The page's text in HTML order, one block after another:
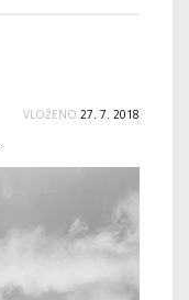
VLOŽENO 27. 7. 2018